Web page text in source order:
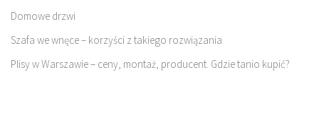
Domowe drzwi
Szafa we wnęce – korzyści z takiego rozwiązania
Plisy w Warszawie – ceny, montaż, producent. Gdzie tanio kupić?